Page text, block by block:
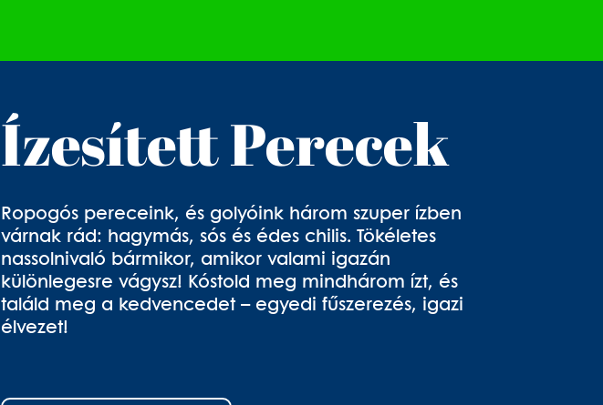
Ízesített Perecek
Ropogós pereceink, és golyóink három szuper ízben
várnak rád: hagymás, sós és édes chilis. Tökéletes
nassolnivaló bármikor, amikor valami igazán
különlegesre vágysz! Kóstold meg mindhárom ízt, és
találd meg a kedvencedet – egyedi fűszerezés, igazi
élvezet!